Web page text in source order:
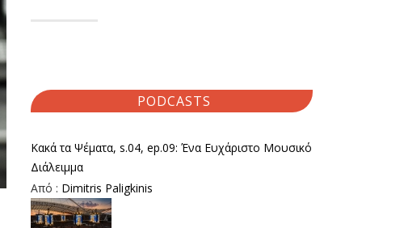
PODCASTS
Κακά τα Ψέματα, s.04, ep.09: Ένα Ευχάριστο Μουσικό
Διάλειμμα
Από : Dimitris Paligkinis